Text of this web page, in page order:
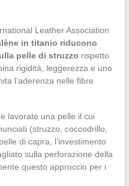
Leather Association
in titanio riducono
pelle di struzzo rispetto
rigidità, leggerezza e uno
l’aderenza nelle fibre
lavorate una pelle il cui
(struzzo, coccodrillo,
di capra, l’investimento
sulla perforazione della
questo approccio per i